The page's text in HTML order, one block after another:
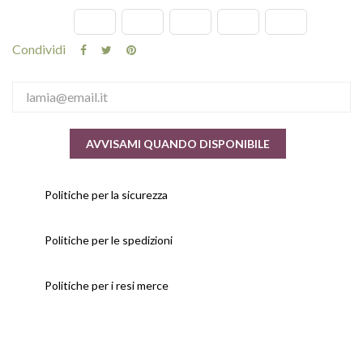
Condividi
AVVISAMI QUANDO DISPONIBILE
Politiche per la sicurezza
Politiche per le spedizioni
Politiche per i resi merce